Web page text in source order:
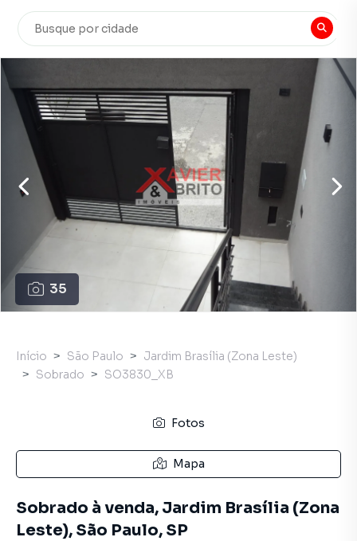
35
Início São Paulo
Jardim Brasília (Zona Leste)
Sobrado
SO3830_XB
Fotos
Mapa
Sobrado à venda, Jardim Brasília (Zona
Leste), São Paulo, SP